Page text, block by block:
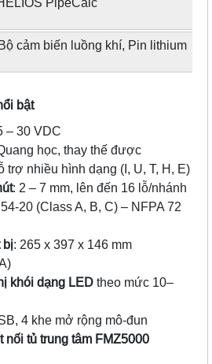
PipeCalc
cảm biến luồng khí, Pin lithium
bật
– 30 VDC
học, thay thế được
trợ nhiều hình dạng (I, U, T, H, E)
: 2 – 7 mm, lên đến 16 lỗ/nhánh
20 (Class A, B, C) – NFPA 72
bị: 265 x 397 x 146 mm
khói dạng LED theo mức 10–
4 khe mở rộng mô-đun
nối tủ trung tâm FMZ5000